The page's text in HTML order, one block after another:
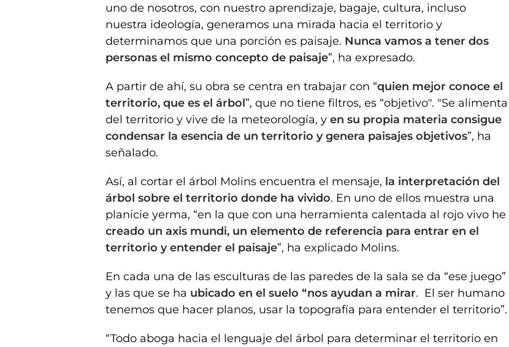
uno de nosotros, con nuestro aprendizaje, bagaje, cultura, incluso
nuestra ideología, generamos una mirada hacia el territorio y
determinamos que una porción es paisaje. Nunca vamos a tener dos
personas el mismo concepto de paisaje”, ha expresado.
A partir de ahí, su obra se centra en trabajar con “quien mejor conoce el
territorio, que es el árbol”, que no tiene filtros, es “objetivo". "Se alimenta
del territorio y vive de la meteorología, y en su propia materia consigue
condensar la esencia de un territorio y genera paisajes objetivos”, ha
señalado.
Así, al cortar el árbol Molins encuentra el mensaje, la interpretación del
árbol sobre el territorio donde ha vivido. En uno de ellos muestra una
planicie yerma, “en la que con una herramienta calentada al rojo vivo he
creado un axis mundi, un elemento de referencia para entrar en el
territorio y entender el paisaje”, ha explicado Molins.
En cada una de las esculturas de las paredes de la sala se da “ese juego”
y las que se ha ubicado en el suelo “nos ayudan a mirar. El ser humano
tenemos que hacer planos, usar la topografía para entender el territorio”.
“Todo aboga hacia el lenguaje del árbol para determinar el territorio en